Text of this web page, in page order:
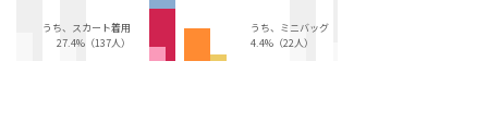
うち、スカート着用
27.4%（137人）
うち、ミニバッグ
4.4%（22人）